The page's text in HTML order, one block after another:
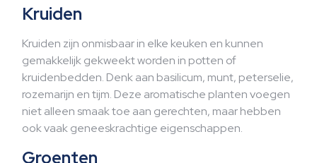
Kruiden
Kruiden zijn onmisbaar in elke keuken en kunnen
gemakkelijk gekweekt worden in potten of
kruidenbedden. Denk aan basilicum, munt, peterselie,
rozemarijn en tijm. Deze aromatische planten voegen
niet alleen smaak toe aan gerechten, maar hebben
ook vaak geneeskrachtige eigenschappen.
Groenten